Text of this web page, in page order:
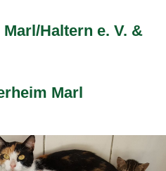
Haltern e. V. &
Marl